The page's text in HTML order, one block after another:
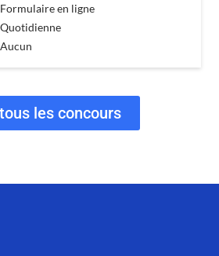
Formulaire en ligne
Quotidienne
Aucun
les concours